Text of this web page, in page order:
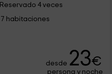
Reservado 4 veces
7 habitaciones
desde 23€
persona y noche